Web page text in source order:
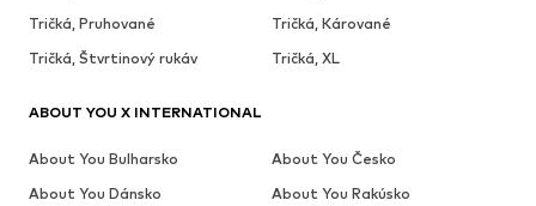
Tričká, Pruhované
Tričká, Kárované
Tričká, Štvrtinový rukáv
Tričká, XL
ABOUT YOU X INTERNATIONAL
About You Bulharsko
About You Česko
About You Dánsko
About You Rakúsko